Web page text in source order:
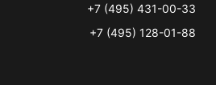
+7 (495) 431-00-33
+7 (495) 128-01-88